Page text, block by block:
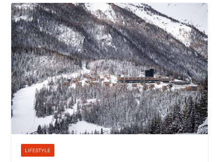
LIFESTYLE